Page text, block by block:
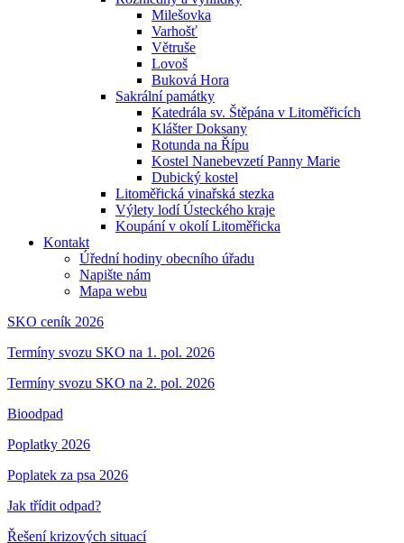
Milešovka
Varhošť
Větruše
Lovoš
Buková Hora
Sakrální památky
Katedrála sv. Štěpána v Litoměřicích
Klášter Doksany
Rotunda na Řípu
Kostel Nanebevzetí Panny Marie
Dubický kostel
Litoměřická vinařská stezka
Výlety lodí Ústeckého kraje
Koupání v okolí Litoměřicka
Kontakt
Úřední hodiny obecního úřadu
Napište nám
Mapa webu
SKO ceník 2026
Termíny svozu SKO na 1. pol. 2026
Termíny svozu SKO na 2. pol. 2026
Bioodpad
Poplatky 2026
Poplatek za psa 2026
Jak třídit odpad?
Řešení krizových situací